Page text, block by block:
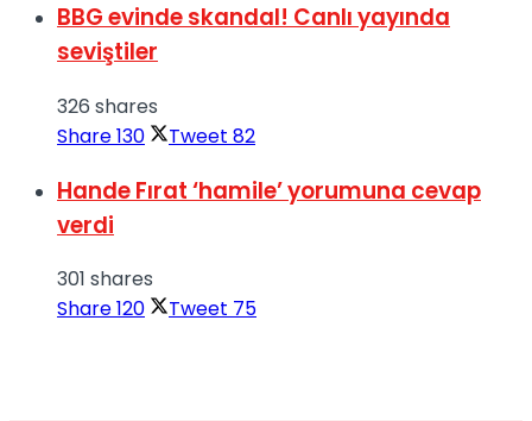
BBG evinde skandal! Canlı yayında
seviştiler
326 shares
Share130 Tweet 82
Hande Fırat ‘hamile’ yorumuna cevap
verdi
301 shares
Share120 Tweet 75